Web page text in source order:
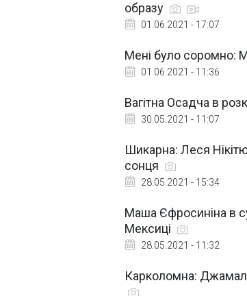
образу
01.06.2021 - 17:07
Мені було соромно:
01.06.2021 - 11:36
Вагітна Осадча в
30.05.2021 - 11:07
Шикарна: Леся
сонця
28.05.2021 - 15:34
Маша Єфросиніна в
Мексиці
28.05.2021 - 11:32
Карколомна: